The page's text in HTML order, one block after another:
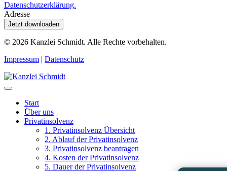
Datenschutzerklärung.
Adresse
Jetzt downloaden
© 2026 Kanzlei Schmidt. Alle Rechte vorbehalten.
Impressum | Datenschutz
Start
Über uns
Privatinsolvenz
1. Privatinsolvenz Übersicht
2. Ablauf der Privatinsolvenz
3. Privatinsolvenz beantragen
4. Kosten der Privatinsolvenz
5. Dauer der Privatinsolvenz